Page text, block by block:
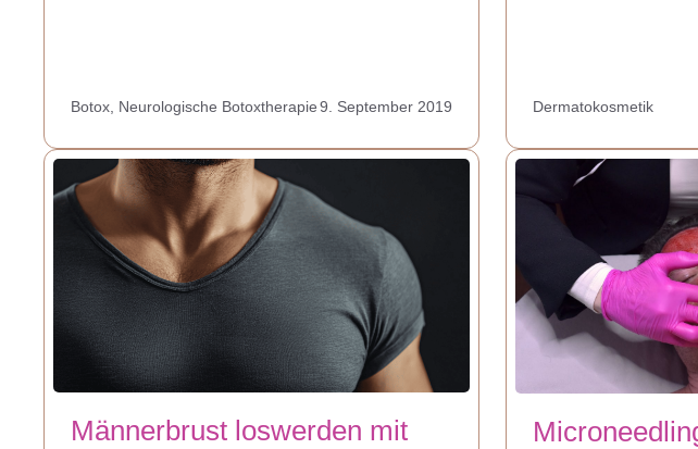
Botox, Neurologische Botoxtherapie9. September 2019 Dermatokosmetik
Männerbrust loswerden mit